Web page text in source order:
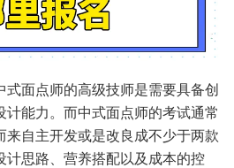
面点师的高级技师是需要具备创
计能力。而中式面点师的考试通常
来自主开发或是改良成不少于两款
计思路、营养搭配以及成本的控